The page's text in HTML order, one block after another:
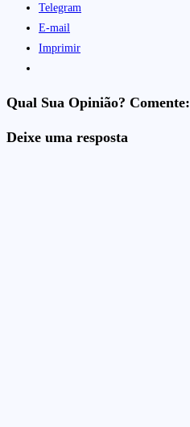
Telegram
E-mail
Imprimir
Qual Sua Opinião? Comente:
Deixe uma resposta